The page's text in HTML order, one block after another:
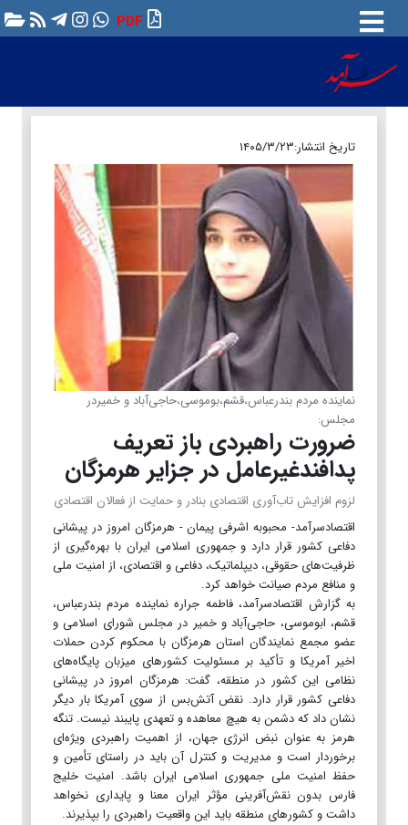
PDF
تاریخ انتشار:۱۴۰۵/۳/۲۳
نماینده مردم بندرعباس،قشم،بوموسی،حاجی‌آباد و خمیردر
مجلس:
ضرورت راهبردی باز تعریف
پدافندغیرعامل در جزایر هرمزگان
لزوم افزایش تاب‌آوری اقتصادی بنادر و حمایت از فعالان اقتصادی
اقتصادسرآمد- محبوبه اشرفی پیمان - هرمزگان امروز در پیشانی
دفاعی کشور قرار دارد و جمهوری اسلامی ایران با بهره‌گیری از
ظرفیت‌های حقوقی، دیپلماتیک، دفاعی و اقتصادی، از امنیت ملی
و منافع مردم صیانت خواهد کرد.
به گزارش اقتصادسرآمد، فاطمه جراره نماینده مردم بندرعباس،
قشم، ابوموسی، حاجی‌آباد و خمیر در مجلس شورای اسلامی و
عضو مجمع نمایندگان استان هرمزگان با محکوم کردن حملات
اخیر آمریکا و تأکید بر مسئولیت کشورهای میزبان پایگاه‌های
نظامی این کشور در منطقه، گفت: هرمزگان امروز در پیشانی
دفاعی کشور قرار دارد. نقض آتش‌بس از سوی آمریکا بار دیگر
نشان داد که دشمن به هیچ معاهده و تعهدی پایبند نیست. تنگه
هرمز به عنوان نبض انرژی جهان، از اهمیت راهبردی ویژه‌ای
برخوردار است و مدیریت و کنترل آن باید در راستای تأمین و
حفظ امنیت ملی جمهوری اسلامی ایران باشد. امنیت خلیج
فارس بدون نقش‌آفرینی مؤثر ایران معنا و پایداری نخواهد
داشت و کشورهای منطقه باید این واقعیت راهبردی را بپذیرند.